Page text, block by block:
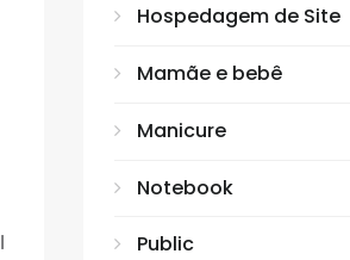
Hospedagem de Site
Mamãe e bebê
Manicure
Notebook
Public